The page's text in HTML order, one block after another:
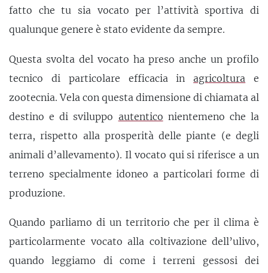
fatto che tu sia vocato per l’attività sportiva di
qualunque genere è stato evidente da sempre.
Questa svolta del vocato ha preso anche un profilo
tecnico di particolare efficacia inagricoltura e
zootecnia. Vela con questa dimensione di chiamata al
destino e di sviluppo autentico nientemeno che la
terra, rispetto alla prosperità delle piante (e degli
animali d’allevamento). Il vocato qui si riferisce a un
terreno specialmente idoneo a particolari forme di
produzione.
Quando parliamo di un territorio che per il clima è
particolarmente vocato alla coltivazione dell’ulivo,
quando leggiamo di come i terreni gessosi dei